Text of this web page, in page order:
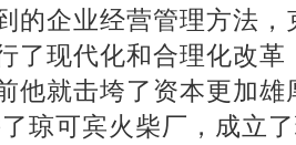
的企业经营管理方法
了现代化和合理化改
他就击垮了资本更加
琼可宾火柴厂，成立